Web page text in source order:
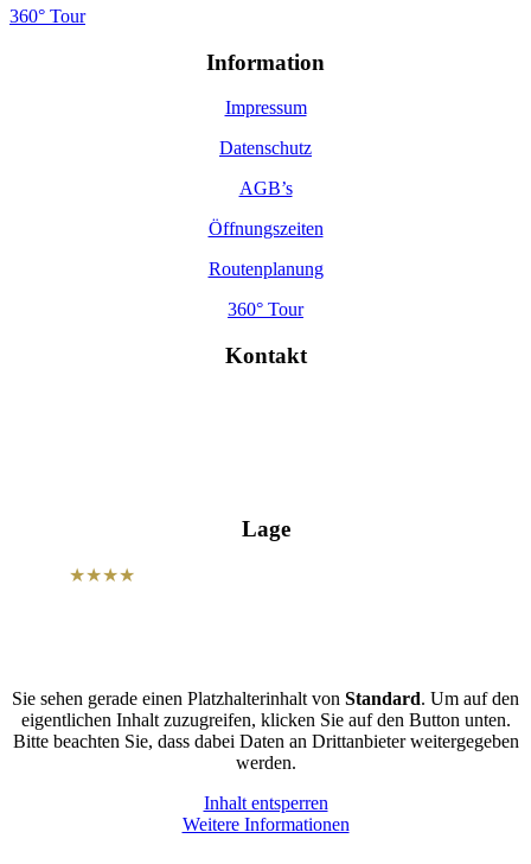
360° Tour
Information
Impressum
Datenschutz
AGB’s
Öffnungszeiten
Routenplanung
360° Tour
Kontakt
Lage
★★★★
Sie sehen gerade einen Platzhalterinhalt von Standard. Um auf den
eigentlichen Inhalt zuzugreifen, klicken Sie auf den Button unten.
Bitte beachten Sie, dass dabei Daten an Drittanbieter weitergegeben
werden.
Inhalt entsperren
Weitere Informationen